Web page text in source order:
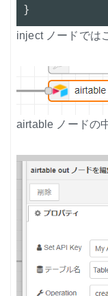
}
inject ノードでは
airtable ノードの